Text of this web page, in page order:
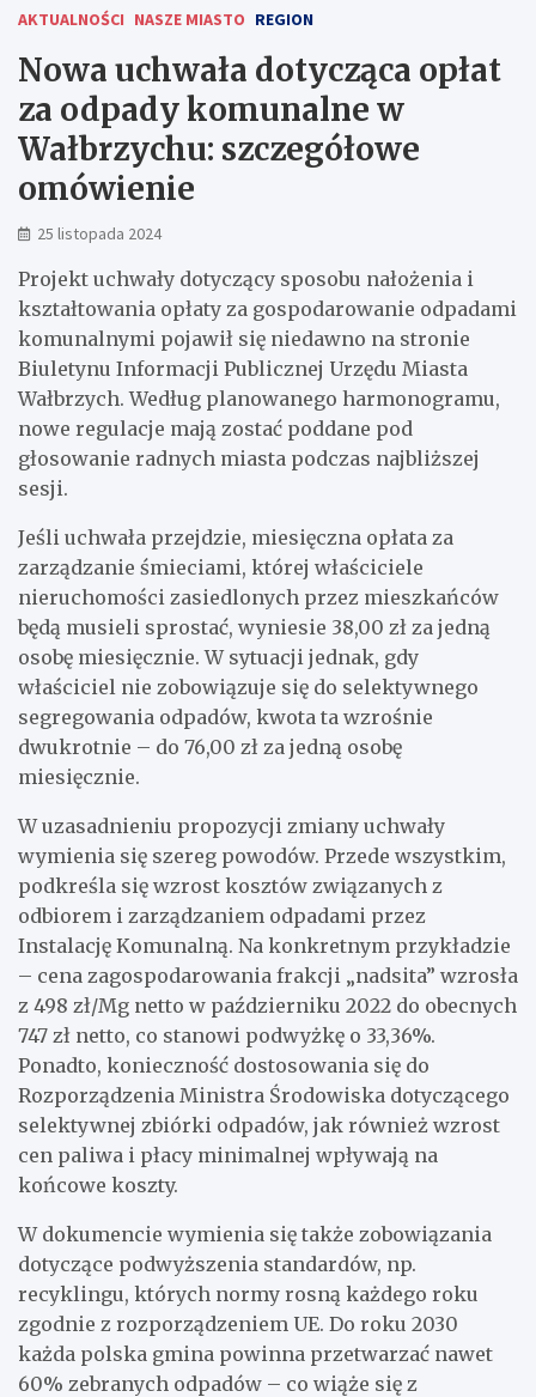
AKTUALNOŚCI NASZE MIASTO REGION
Nowa uchwała dotycząca opłat
za odpady komunalne w
Wałbrzychu: szczegółowe
omówienie
25 listopada 2024
Projekt uchwały dotyczący sposobu nałożenia i
kształtowania opłaty za gospodarowanie odpadami
komunalnymi pojawił się niedawno na stronie
Biuletynu Informacji Publicznej Urzędu Miasta
Wałbrzych. Według planowanego harmonogramu,
nowe regulacje mają zostać poddane pod
głosowanie radnych miasta podczas najbliższej
sesji.
Jeśli uchwała przejdzie, miesięczna opłata za
zarządzanie śmieciami, której właściciele
nieruchomości zasiedlonych przez mieszkańców
będą musieli sprostać, wyniesie 38,00 zł za jedną
osobę miesięcznie. W sytuacji jednak, gdy
właściciel nie zobowiązuje się do selektywnego
segregowania odpadów, kwota ta wzrośnie
dwukrotnie – do 76,00 zł za jedną osobę
miesięcznie.
W uzasadnieniu propozycji zmiany uchwały
wymienia się szereg powodów. Przede wszystkim,
podkreśla się wzrost kosztów związanych z
odbiorem i zarządzaniem odpadami przez
Instalację Komunalną. Na konkretnym przykładzie
– cena zagospodarowania frakcji „nadsita” wzrosła
z 498 zł/Mg netto w październiku 2022 do obecnych
747 zł netto, co stanowi podwyżkę o 33,36%.
Ponadto, konieczność dostosowania się do
Rozporządzenia Ministra Środowiska dotyczącego
selektywnej zbiórki odpadów, jak również wzrost
cen paliwa i płacy minimalnej wpływają na
końcowe koszty.
W dokumencie wymienia się także zobowiązania
dotyczące podwyższenia standardów, np.
recyklingu, których normy rosną każdego roku
zgodnie z rozporządzeniem UE. Do roku 2030
każda polska gmina powinna przetwarzać nawet
60% zebranych odpadów – co wiąże się z